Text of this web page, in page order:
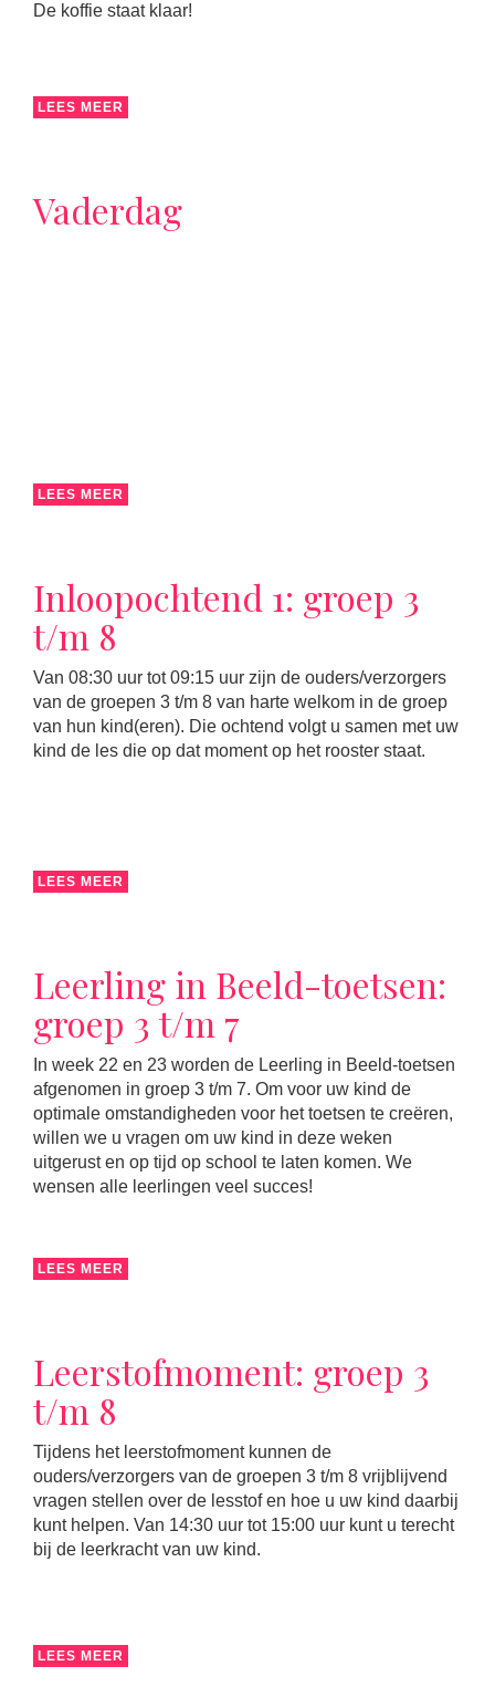
De koffie staat klaar!
LEES MEER
Vaderdag
LEES MEER
Inloopochtend 1: groep 3
t/m 8
Van 08:30 uur tot 09:15 uur zijn de ouders/verzorgers
van de groepen 3 t/m 8 van harte welkom in de groep
van hun kind(eren). Die ochtend volgt u samen met uw
kind de les die op dat moment op het rooster staat.
LEES MEER
Leerling in Beeld-toetsen:
groep 3 t/m 7
In week 22 en 23 worden de Leerling in Beeld-toetsen
afgenomen in groep 3 t/m 7. Om voor uw kind de
optimale omstandigheden voor het toetsen te creëren,
willen we u vragen om uw kind in deze weken
uitgerust en op tijd op school te laten komen. We
wensen alle leerlingen veel succes!
LEES MEER
Leerstofmoment: groep 3
t/m 8
Tijdens het leerstofmoment kunnen de
ouders/verzorgers van de groepen 3 t/m 8 vrijblijvend
vragen stellen over de lesstof en hoe u uw kind daarbij
kunt helpen. Van 14:30 uur tot 15:00 uur kunt u terecht
bij de leerkracht van uw kind.
LEES MEER